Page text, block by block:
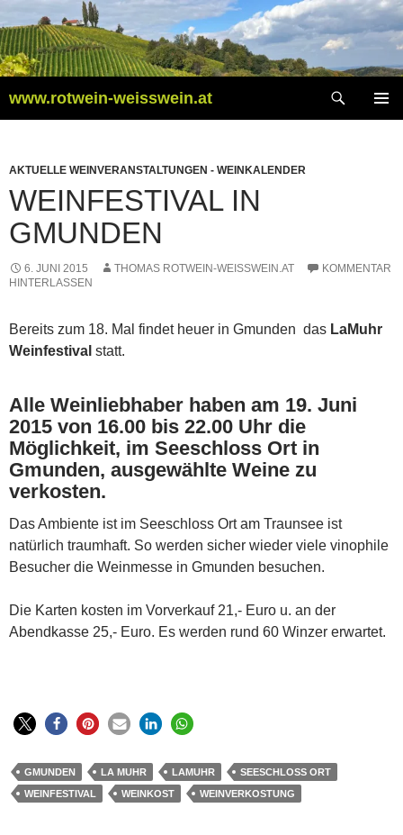
Inhalt
springen
www.rotwein-weisswein.at
AKTUELLE WEINVERANSTALTUNGEN - WEINKALENDER
WEINFESTIVAL IN
GMUNDEN
6. JUNI 2015 THOMAS ROTWEIN-WEISSWEIN.AT
KOMMENTAR
HINTERLASSEN
Bereits zum 18. Mal findet heuer in Gmunden das LaMuhr
Weinfestival statt.
Alle Weinliebhaber haben am 19. Juni
2015 von 16.00 bis 22.00 Uhr die
Möglichkeit, im Seeschloss Ort in
Gmunden, ausgewählte Weine zu
verkosten.
Das Ambiente ist im Seeschloss Ort am Traunsee ist
natürlich traumhaft. So werden sicher wieder viele vinophile
Besucher die Weinmesse in Gmunden besuchen.
Die Karten kosten im Vorverkauf 21,- Euro u. an der
Abendkasse 25,- Euro. Es werden rund 60 Winzer erwartet.
GMUNDEN LA MUHR LAMUHR
SEESCHLOSS ORT
WEINFESTIVAL
WEINKOST WEINVERKOSTUNG